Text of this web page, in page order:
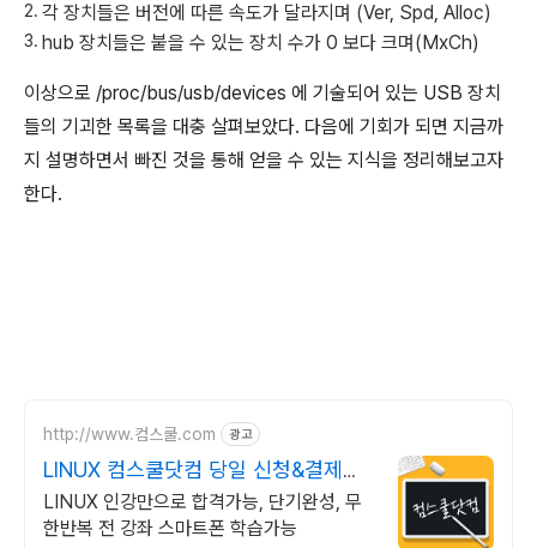
각 장치들은 버전에 따른 속도가 달라지며 (Ver, Spd, Alloc)
hub 장치들은 붙을 수 있는 장치 수가 0 보다 크며(MxCh)
이상으로 /proc/bus/usb/devices 에 기술되어 있는 USB 장치
들의 기괴한 목록을 대충 살펴보았다. 다음에 기회가 되면 지금까
지 설명하면서 빠진 것을 통해 얻을 수 있는 지식을 정리해보고자
한다.
http://www.컴스쿨.com 광고
LINUX 컴스쿨닷컴 당일 신청&결제시
기프티콘!
LINUX 인강만으로 합격가능, 단기완성, 무
한반복 전 강좌 스마트폰 학습가능